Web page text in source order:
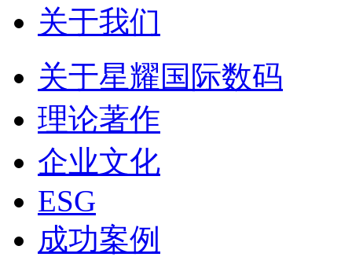
关于我们
关于星耀国际数码
理论著作
企业文化
ESG
成功案例